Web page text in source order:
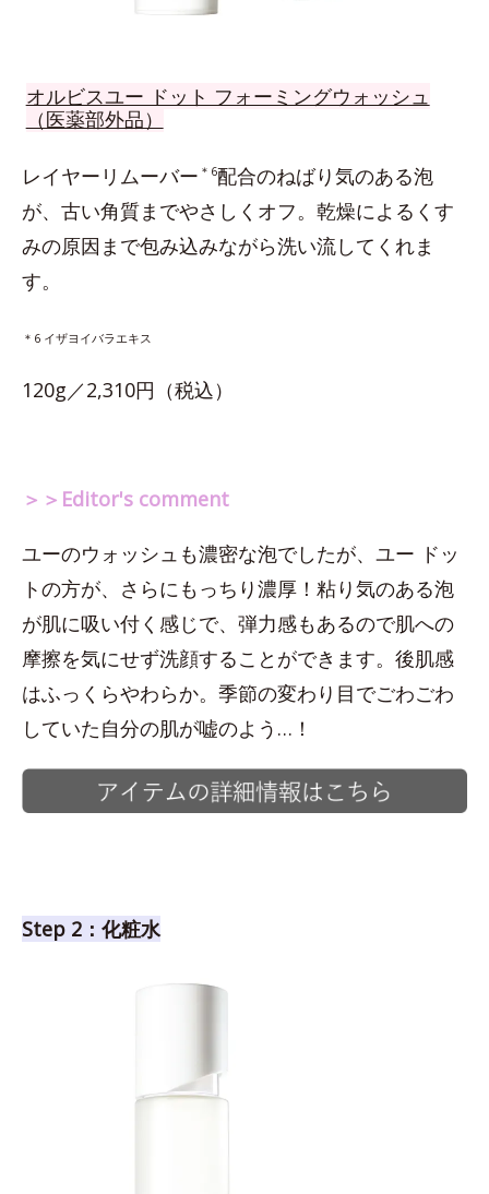
オルビスユー ドット フォーミングウォッシュ
（医薬部外品）
レイヤーリムーバー ＊6配合のねばり気のある泡
が、古い角質までやさしくオフ。乾燥によるくす
みの原因まで包み込みながら洗い流してくれま
す。
＊6 イザヨイバラエキス
120g／2,310円（税込）
＞＞Editor's comment
ユーのウォッシュも濃密な泡でしたが、ユー ドッ
トの方が、さらにもっちり濃厚！粘り気のある泡
が肌に吸い付く感じで、弾力感もあるので肌への
摩擦を気にせず洗顔することができます。後肌感
はふっくらやわらか。季節の変わり目でごわごわ
していた自分の肌が嘘のよう…！
Step 2：化粧水